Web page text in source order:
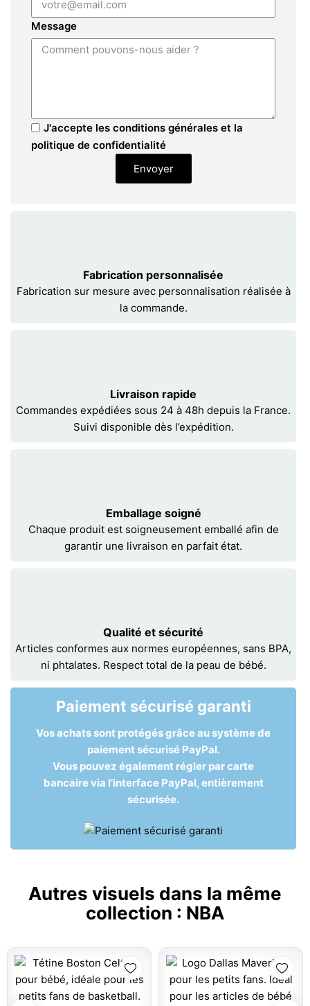
Message
J'accepte les conditions générales et la
politique de confidentialité
Envoyer
Fabrication personnalisée
Fabrication sur mesure avec personnalisation réalisée à
la commande.
Livraison rapide
Commandes expédiées sous 24 à 48h depuis la France.
Suivi disponible dès l’expédition.
Emballage soigné
Chaque produit est soigneusement emballé afin de
garantir une livraison en parfait état.
Qualité et sécurité
Articles conformes aux normes européennes, sans BPA,
ni phtalates. Respect total de la peau de bébé.
Paiement sécurisé garanti
Vos achats sont protégés grâce au système de
paiement sécurisé PayPal.
Vous pouvez également régler par carte
bancaire via l’interface PayPal, entièrement
sécurisée.
Autres visuels dans la même
collection : NBA